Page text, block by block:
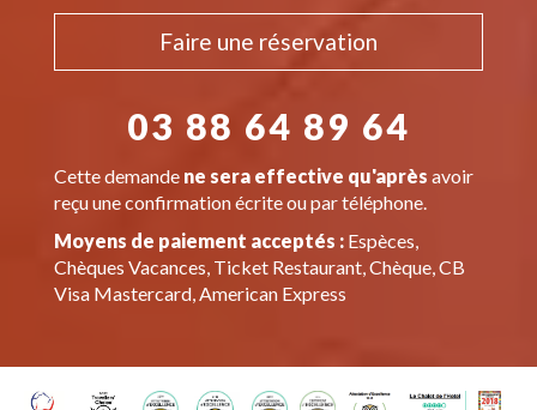
Faire une réservation
03 88 64 89 64
Cette demande ne sera effective qu'après avoir
reçu une confirmation écrite ou par téléphone.
Moyens de paiement acceptés :Espèces,
Chèques Vacances, Ticket Restaurant, Chèque, CB
Visa Mastercard, American Express